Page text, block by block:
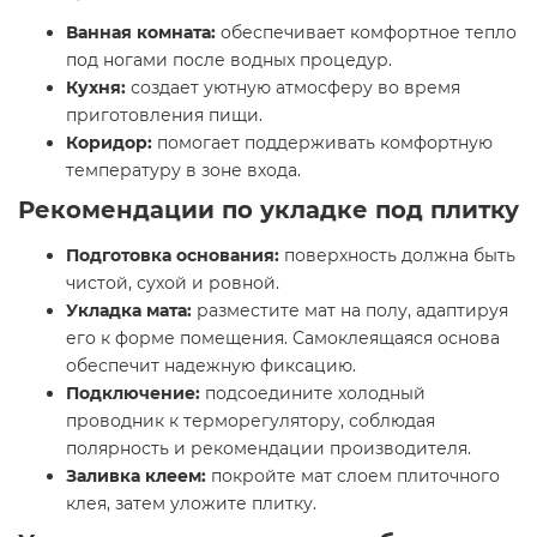
Ванная комната: обеспечивает комфортное тепло
под ногами после водных процедур.​
Кухня: создает уютную атмосферу во время
приготовления пищи.​
Коридор: помогает поддерживать комфортную
температуру в зоне входа.​
Рекомендации по укладке под плитку
Подготовка основания: поверхность должна быть
чистой, сухой и ровной.​
Укладка мата: разместите мат на полу, адаптируя
его к форме помещения. Самоклеящаяся основа
обеспечит надежную фиксацию.​
Подключение: подсоедините холодный
проводник к терморегулятору, соблюдая
полярность и рекомендации производителя.​
Заливка клеем: покройте мат слоем плиточного
клея, затем уложите плитку.​